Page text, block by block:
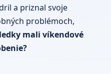
a priznal svoje
problémoch,
mali víkendové